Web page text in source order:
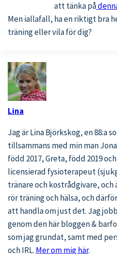
att tänka på
Men iallafall, ha en riktigt bra
träning eller vila för dig?
Lina
Jag är Lina Björkskog, en 88:a
tillsammans med min man
född 2017, Greta, född 2019
licensierad fysioterapeut
tränare och kostrådgivare, och
rör träning och hälsa, och
att handla om just det. Jag
genom den här bloggen &
som jag grundat, samt med
och IRL. Mer om mig här.